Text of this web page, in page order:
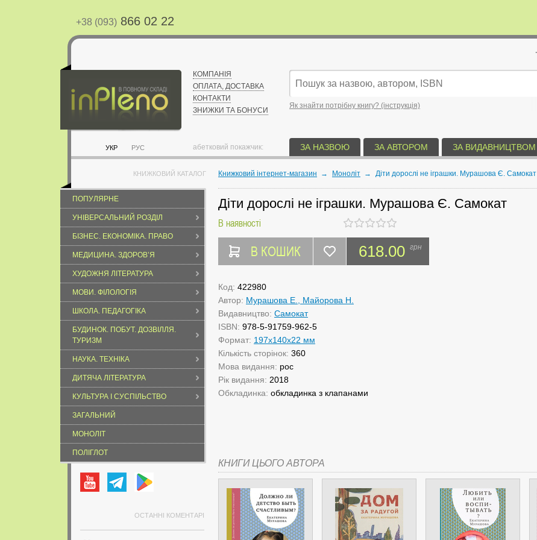
+38 (093) 866 02 22
УКР РУС
КОМПАНІЯ
ОПЛАТА, ДОСТАВКА
КОНТАКТИ
ЗНИЖКИ ТА БОНУСИ
Як знайти потрібну книгу? (інструкція)
абетковий покажчик: ЗА НАЗВОЮ ЗА АВТОРОМ ЗА ВИДАВНИЦТВОМ
КНИЖКОВИЙ КАТАЛОГ
ПОПУЛЯРНЕ
УНІВЕРСАЛЬНИЙ РОЗДІЛ
БІЗНЕС. ЕКОНОМІКА. ПРАВО
МЕДИЦИНА. ЗДОРОВ’Я
ХУДОЖНЯ ЛІТЕРАТУРА
МОВИ. ФІЛОЛОГІЯ
ШКОЛА. ПЕДАГОГІКА
БУДИНОК. ПОБУТ. ДОЗВІЛЛЯ.
ТУРИЗМ
НАУКА. ТЕХНІКА
ДИТЯЧА ЛІТЕРАТУРА
КУЛЬТУРА І СУСПІЛЬСТВО
ЗАГАЛЬНИЙ
МОНОЛІТ
ПОЛІГЛОТ
ОСТАННІ КОМЕНТАРІ
Книжковий інтернет-магазин → Моноліт → Діти дорослі не іграшки. Мурашова Є. Самокат
Діти дорослі не іграшки. Мурашова Є. Самокат
В наявності
В КОШИК 618.00 грн
Код: 422980
Автор: Мурашова Е., Майорова Н.
Видавництво: Самокат
ISBN: 978-5-91759-962-5
Формат: 197x140x22 мм
Кількість сторінок: 360
Мова видання: рос
Рік видання: 2018
Обкладинка: обкладинка з клапанами
КНИГИ ЦЬОГО АВТОРА